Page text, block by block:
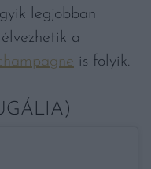
legjobban
a
is folyik.